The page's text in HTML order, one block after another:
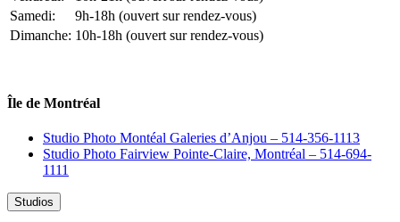
Samedi:
9h-18h (ouvert sur rendez-vous)
Dimanche: 10h-18h (ouvert sur rendez-vous)
Île de Montréal
Studio Photo Montéal Galeries d’Anjou – 514-356-1113
Studio Photo Fairview Pointe-Claire, Montréal – 514-694-
1111
Studios